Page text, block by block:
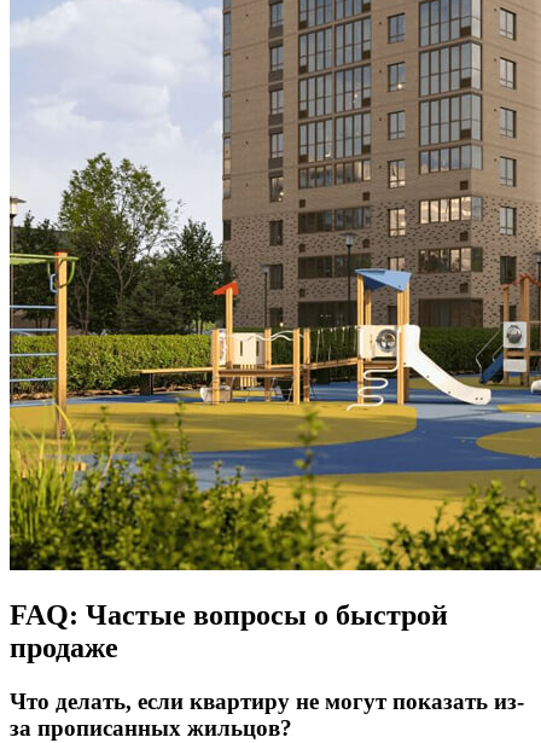
FAQ: Частые вопросы о быстрой
продаже
Что делать, если квартиру не могут показать из-
за прописанных жильцов?